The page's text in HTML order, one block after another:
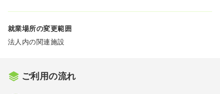
就業場所の変更範囲
法人内の関連施設
ご利用の流れ